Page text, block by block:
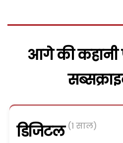
आगे की
डिजिटल (1 साल)